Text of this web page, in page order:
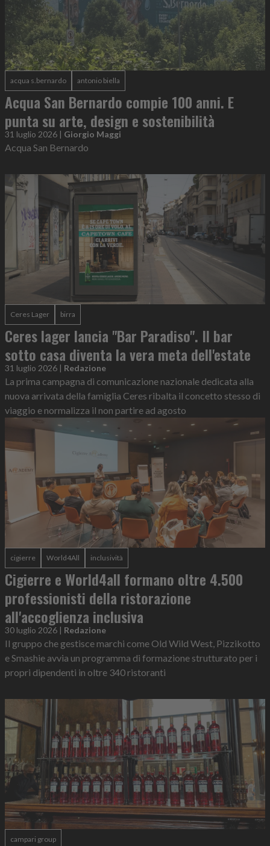
acqua s.bernardo antonio biella
Acqua San Bernardo compie 100 anni. E
punta su arte, design e sostenibilità
31 luglio 2026 | Giorgio Maggi
Acqua San Bernardo
Ceres Lager birra
Ceres lager lancia "Bar Paradiso". Il bar
sotto casa diventa la vera meta dell'estate
31 luglio 2026 | Redazione
La prima campagna di comunicazione nazionale dedicata alla
nuova arrivata della famiglia Ceres ribalta il concetto stesso di
viaggio e normalizza il non partire ad agosto
cigierre World4All inclusività
Cigierre e World4all formano oltre 4.500
professionisti della ristorazione
all'accoglienza inclusiva
30 luglio 2026 | Redazione
Il gruppo che gestisce marchi come Old Wild West, Pizzikotto
e Smashie avvia un programma di formazione strutturato per i
propri dipendenti in oltre 340 ristoranti
campari group